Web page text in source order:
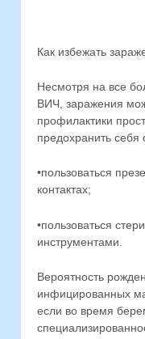
Как избежать
Несмотря на все
ВИЧ, заражения
профилактики
предохранить себя
•пользоваться
контактах;
•пользоваться
инструментами.
Вероятность
инфицированных
если во время